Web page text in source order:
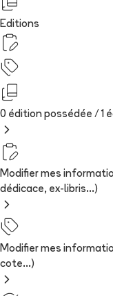
Editions
0 édition possédée / 1
Modifier mes
dédicace, ex-libris...)
Modifier mes
cote...)